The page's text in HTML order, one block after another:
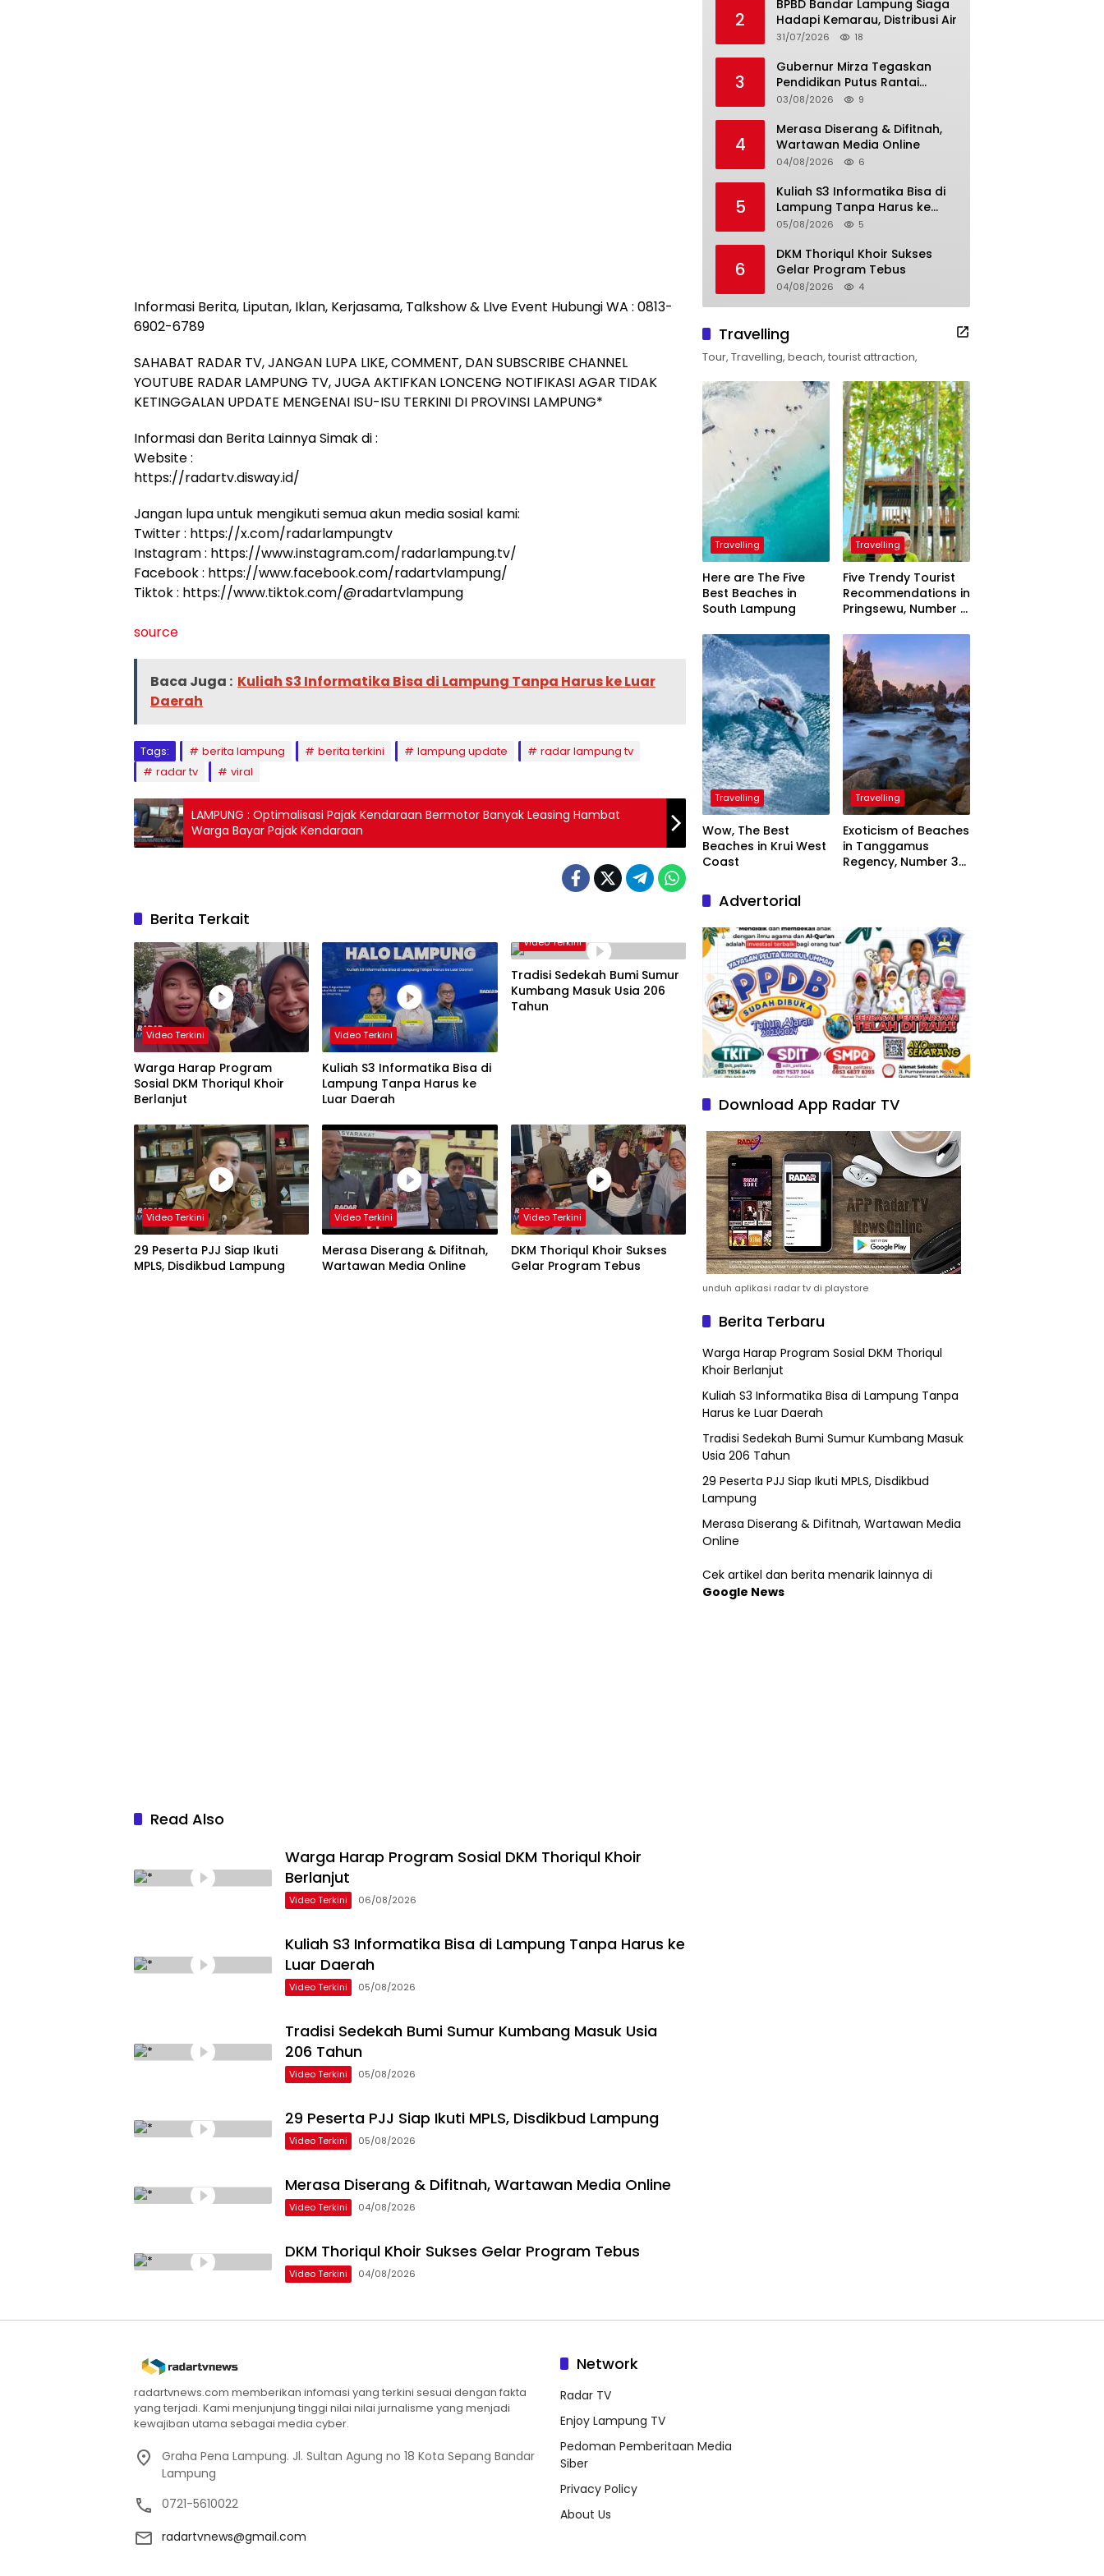
Informasi Berita, Liputan, Iklan, Kerjasama, Talkshow & LIve Event Hubungi WA : 0813-
6902-6789
SAHABAT RADAR TV, JANGAN LUPA LIKE, COMMENT, DAN SUBSCRIBE CHANNEL
YOUTUBE RADAR LAMPUNG TV, JUGA AKTIFKAN LONCENG NOTIFIKASI AGAR TIDAK
KETINGGALAN UPDATE MENGENAI ISU-ISU TERKINI DI PROVINSI LAMPUNG*
Informasi dan Berita Lainnya Simak di :
Website :
https://radartv.disway.id/
Jangan lupa untuk mengikuti semua akun media sosial kami:
Twitter : https://x.com/radarlampungtv
Instagram : https://www.instagram.com/radarlampung.tv/
Facebook : https://www.facebook.com/radartvlampung/
Tiktok : https://www.tiktok.com/@radartvlampung
source
Baca Juga : Kuliah S3 Informatika Bisa di Lampung Tanpa Harus ke Luar
Daerah
Tags: berita lampung berita terkini lampung update
radar lampung tv
radar tv
viral
LAMPUNG : Optimalisasi Pajak Kendaraan Bermotor Banyak Leasing Hambat
Warga Bayar Pajak Kendaraan
Berita Terkait
Video Terkini
Warga Harap Program
Sosial DKM Thoriqul Khoir
Berlanjut
Video Terkini
Kuliah S3 Informatika Bisa di
Lampung Tanpa Harus ke
Luar Daerah
Video Terkini
Tradisi Sedekah Bumi Sumur
Kumbang Masuk Usia 206
Tahun
Video Terkini
29 Peserta PJJ Siap Ikuti
MPLS, Disdikbud Lampung
Video Terkini
Merasa Diserang & Difitnah,
Wartawan Media Online
Video Terkini
DKM Thoriqul Khoir Sukses
Gelar Program Tebus
Read Also
Warga Harap Program Sosial DKM Thoriqul Khoir
Berlanjut
Video Terkini 06/08/2026
Kuliah S3 Informatika Bisa di Lampung Tanpa Harus ke
Luar Daerah
Video Terkini 05/08/2026
Tradisi Sedekah Bumi Sumur Kumbang Masuk Usia
206 Tahun
Video Terkini 05/08/2026
29 Peserta PJJ Siap Ikuti MPLS, Disdikbud Lampung
Video Terkini 05/08/2026
Merasa Diserang & Difitnah, Wartawan Media Online
Video Terkini 04/08/2026
DKM Thoriqul Khoir Sukses Gelar Program Tebus
Video Terkini 04/08/2026
2
BPBD Bandar Lampung Siaga
Hadapi Kemarau, Distribusi Air
31/07/2026 18
3
Gubernur Mirza Tegaskan
Pendidikan Putus Rantai
Kemiskinan
03/08/2026 9
4
Merasa Diserang & Difitnah,
Wartawan Media Online
04/08/2026 6
5
Kuliah S3 Informatika Bisa di
Lampung Tanpa Harus ke
Luar Daerah
05/08/2026 5
6
DKM Thoriqul Khoir Sukses
Gelar Program Tebus
04/08/2026 4
Travelling
Tour, Travelling, beach, tourist attraction,
Travelling
Here are The Five
Best Beaches in
South Lampung
Travelling
Five Trendy Tourist
Recommendations in
Pringsewu, Number 3
President
Travelling
Wow, The Best
Beaches in Krui West
Coast
Travelling
Exoticism of Beaches
in Tanggamus
Regency, Number 3
Advertorial
Download App Radar TV
unduh aplikasi radar tv di playstore
Berita Terbaru
Warga Harap Program Sosial DKM Thoriqul
Khoir Berlanjut
Kuliah S3 Informatika Bisa di Lampung Tanpa
Harus ke Luar Daerah
Tradisi Sedekah Bumi Sumur Kumbang Masuk
Usia 206 Tahun
29 Peserta PJJ Siap Ikuti MPLS, Disdikbud
Lampung
Merasa Diserang & Difitnah, Wartawan Media
Online
Cek artikel dan berita menarik lainnya di
Google News
radartvnews.com memberikan infomasi yang terkini sesuai dengan fakta
yang terjadi. Kami menjunjung tinggi nilai nilai jurnalisme yang menjadi
kewajiban utama sebagai media cyber.
Graha Pena Lampung. Jl. Sultan Agung no 18 Kota Sepang Bandar
Lampung
0721-5610022
radartvnews@gmail.com
Network
Radar TV
Enjoy Lampung TV
Pedoman Pemberitaan Media
Siber
Privacy Policy
About Us